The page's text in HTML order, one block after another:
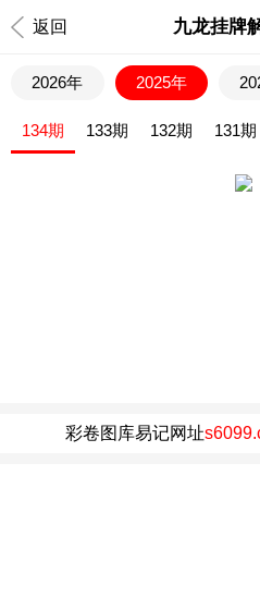
返回 九龙挂牌
2026年 2025年
134期 133期 132期 131期
彩卷图库易记网址